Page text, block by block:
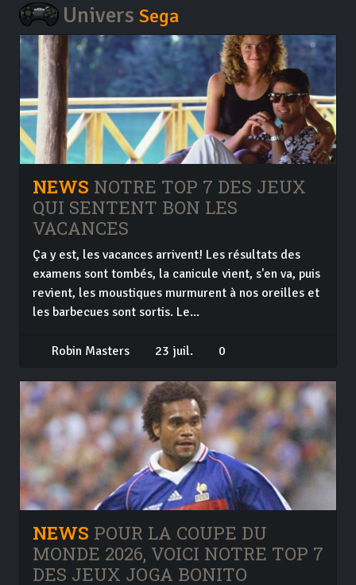
Univers Sega
NEWS NOTRE TOP 7 DES JEUX
QUI SENTENT BON LES
VACANCES
Ça y est, les vacances arrivent! Les résultats des
examens sont tombés, la canicule vient, s'en va, puis
revient, les moustiques murmurent à nos oreilles et
les barbecues sont sortis. Le...
Robin Masters 23 juil. 0
NEWS POUR LA COUPE DU
MONDE 2026, VOICI NOTRE TOP 7
DES JEUX JOGA BONITO